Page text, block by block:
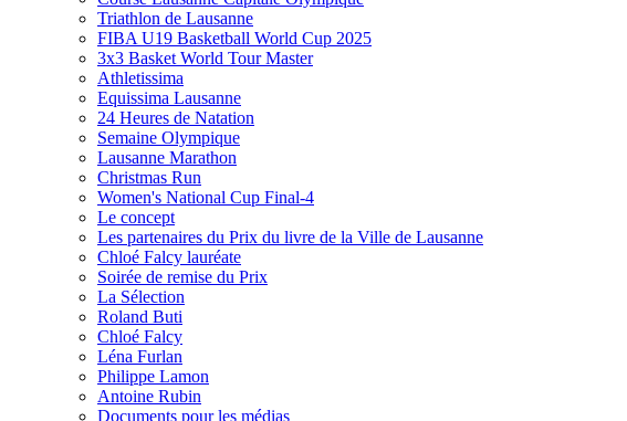
Triathlon de Lausanne
FIBA U19 Basketball World Cup 2025
3x3 Basket World Tour Master
Athletissima
Equissima Lausanne
24 Heures de Natation
Semaine Olympique
Lausanne Marathon
Christmas Run
Women's National Cup Final-4
Le concept
Les partenaires du Prix du livre de la Ville de Lausanne
Chloé Falcy lauréate
Soirée de remise du Prix
La Sélection
Roland Buti
Chloé Falcy
Léna Furlan
Philippe Lamon
Antoine Rubin
Documents pour les médias